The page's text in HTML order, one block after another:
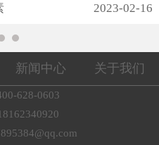
2023-02-16
新闻中心 关于我们
628-0603